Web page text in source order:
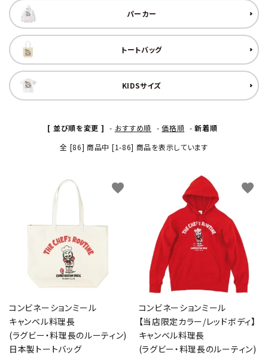
パーカー
トートバッグ
KIDSサイズ
[ 並び順を変更 ] - おすすめ順 -価格順 -新着順
全 [86] 商品中 [1-86] 商品を表示しています
コンビネーションミール
キャンベル料理長
(ラグビー・料理長のルーティン)
日本製トートバッグ
favorite
コンビネーションミール
【当店限定カラー/レッドボディ】
キャンベル料理長
(ラグビー・料理長のルーティン)
favorite